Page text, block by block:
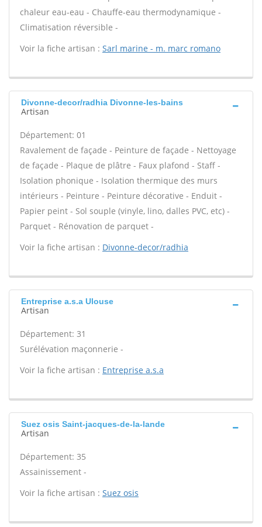
chaleur eau-eau - Chauffe-eau thermodynamique -
Climatisation réversible -
Voir la fiche artisan : Sarl marine - m. marc romano
Divonne-decor/radhia Divonne-les-bains
Artisan
Département: 01
Ravalement de façade - Peinture de façade - Nettoyage
de façade - Plaque de plâtre - Faux plafond - Staff -
Isolation phonique - Isolation thermique des murs
intérieurs - Peinture - Peinture décorative - Enduit -
Papier peint - Sol souple (vinyle, lino, dalles PVC, etc) -
Parquet - Rénovation de parquet -
Voir la fiche artisan : Divonne-decor/radhia
Entreprise a.s.a Ulouse
Artisan
Département: 31
Surélévation maçonnerie -
Voir la fiche artisan : Entreprise a.s.a
Suez osis Saint-jacques-de-la-lande
Artisan
Département: 35
Assainissement -
Voir la fiche artisan : Suez osis